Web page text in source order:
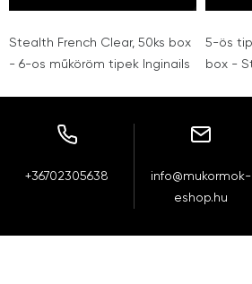
Stealth French Clear, 50ks box
- 6-os műköröm tipek Inginails
5-ös
box -
+36702305638
info@mukormok-
eshop.hu